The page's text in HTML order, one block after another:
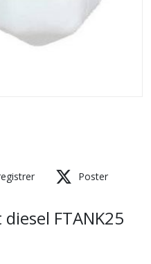
Poster
FTANK25